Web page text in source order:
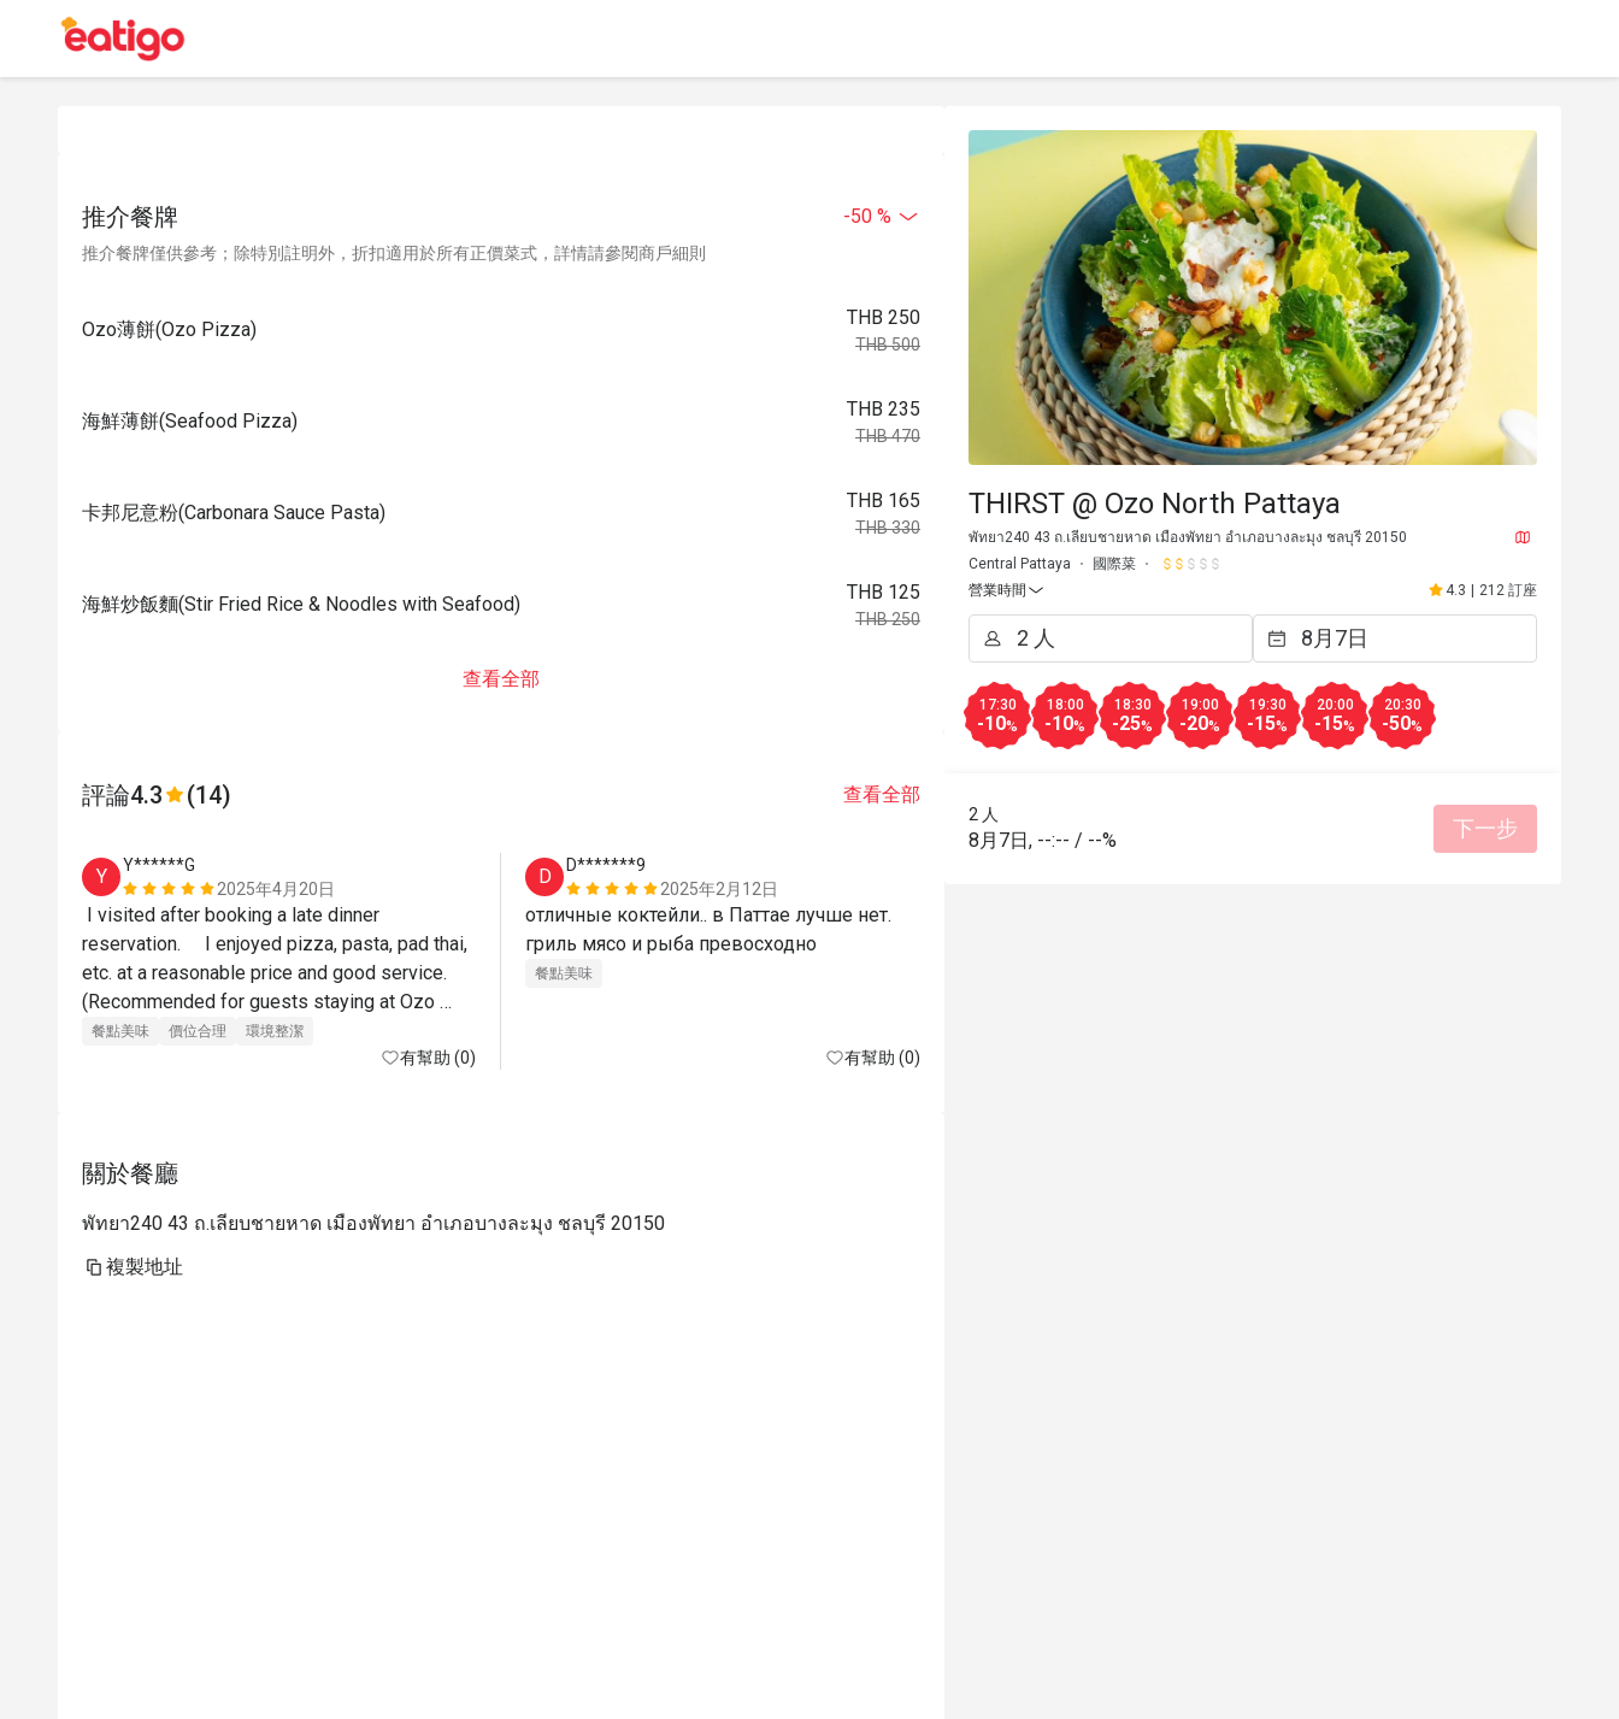
推介餐牌 -50 %
推介餐牌僅供參考；除特別註明外，折扣適用於所有正價菜式，詳情請參閱商戶細則
Ozo薄餅(Ozo Pizza)
THB 250
THB 500
海鮮薄餅(Seafood Pizza)
THB 235
THB 470
卡邦尼意粉(Carbonara Sauce Pasta)
THB 165
THB 330
海鮮炒飯麵(Stir Fried Rice & Noodles with Seafood)
THB 125
THB 250
查看全部
評論4.3 (14) 查看全部
Y
Y******G
2025年4月20日
I visited after booking a late dinner
reservation.     I enjoyed pizza, pasta, pad thai,
etc. at a reasonable price and good service.
(Recommended for guests staying at Ozo
Hotel)
餐點美味 價位合理 環境整潔
有幫助 (0)
D
D*******9
2025年2月12日
отличные коктейли.. в Паттае лучше нет.
餐點美味
有幫助 (0)
關於餐廳
พัทยา240 43 ถ.เลียบชายหาด เมืองพัทยา อำเภอบางละมุง ชลบุรี 20150
複製地址
THIRST @ Ozo North Pattaya
พัทยา240 43 ถ.เลียบชายหาด เมืองพัทยา อำเภอบางละมุง ชลบุรี 20150
Central Pattaya
國際菜
營業時間
4.3 | 212 訂座
17:30
-10%
18:00
-10%
18:30
-25%
19:00
-20%
19:30
-15%
20:00
-15%
20:30
-50%
2 人
8月7日, --:-- / --% 下一步